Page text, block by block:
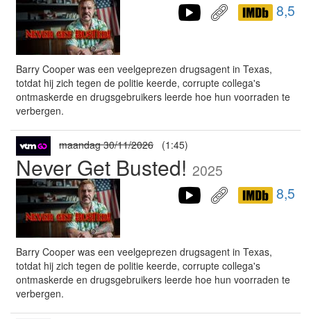
8,5
Barry Cooper was een veelgeprezen drugsagent in Texas,
totdat hij zich tegen de politie keerde, corrupte collega's
ontmaskerde en drugsgebruikers leerde hoe hun voorraden te
verbergen.
maandag 30/11/2026 (1:45)
Never Get Busted! 2025
8,5
Barry Cooper was een veelgeprezen drugsagent in Texas,
totdat hij zich tegen de politie keerde, corrupte collega's
ontmaskerde en drugsgebruikers leerde hoe hun voorraden te
verbergen.